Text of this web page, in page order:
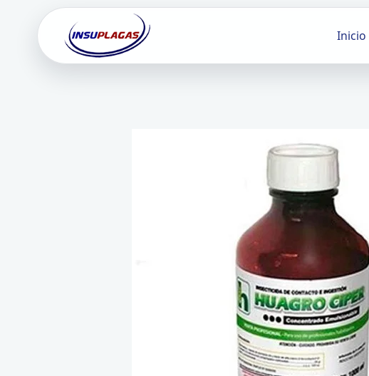
Inicio